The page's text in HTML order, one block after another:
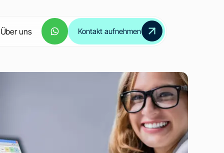
Über uns Kontakt aufnehmen